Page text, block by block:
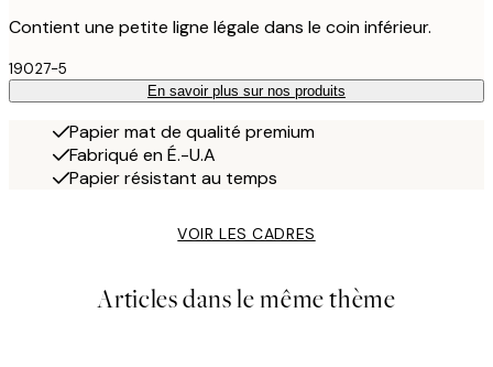
Contient une petite ligne légale dans le coin inférieur.
19027-5
En savoir plus sur nos produits
Papier mat de qualité premium
Fabriqué en É.-U.A
Papier résistant au temps
VOIR LES CADRES
Articles dans le même thème